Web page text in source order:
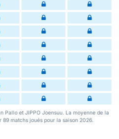
Pallo et JIPPO Joensuu. La moyenne de la
matchs joués pour la saison 2026.